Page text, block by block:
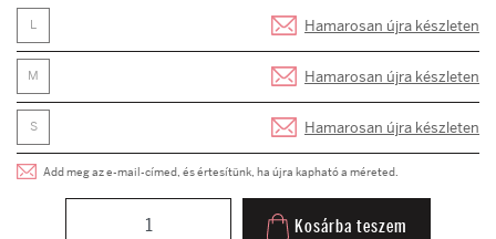
L Hamarosan újra készleten
M Hamarosan újra készleten
S Hamarosan újra készleten
Add meg az e-mail-címed, és értesítünk, ha újra kapható a méreted.
Kosárba teszem